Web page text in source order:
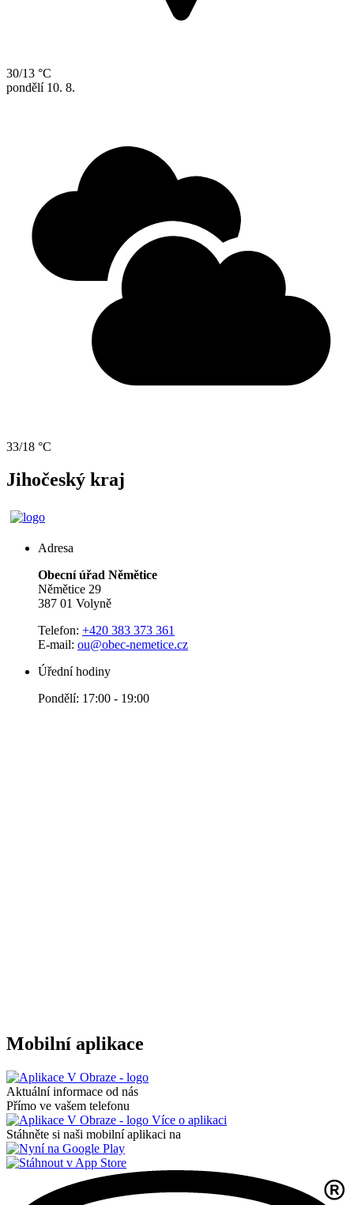
30/13 °C
pondělí 10. 8.
33/18 °C
Jihočeský kraj
Adresa
Obecní úřad Němětice
Němětice 29
387 01 Volyně
Telefon: +420 383 373 361
E-mail: ou@obec-nemetice.cz
Úřední hodiny
Pondělí: 17:00 - 19:00
Mobilní aplikace
Aktuální informace od nás
Přímo ve vašem telefonu
Více o aplikaci
Stáhněte si naši mobilní aplikaci na